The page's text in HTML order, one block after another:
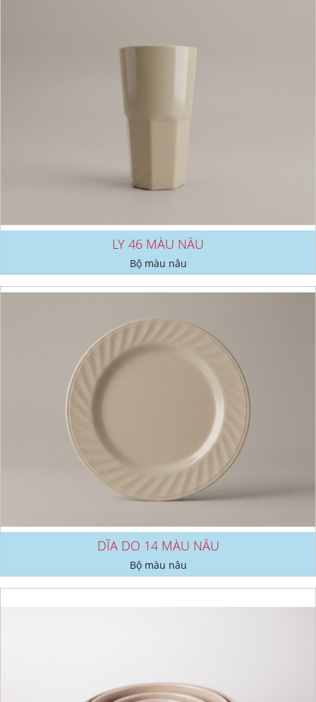
LY 46 MÀU NÂU
Bộ màu nâu
DĨA DO 14 MÀU NÂU
Bộ màu nâu